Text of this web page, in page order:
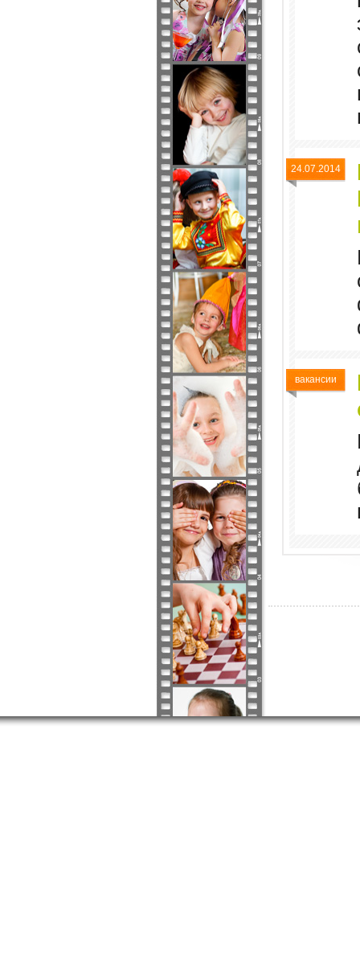
24.07.2014
вакансии